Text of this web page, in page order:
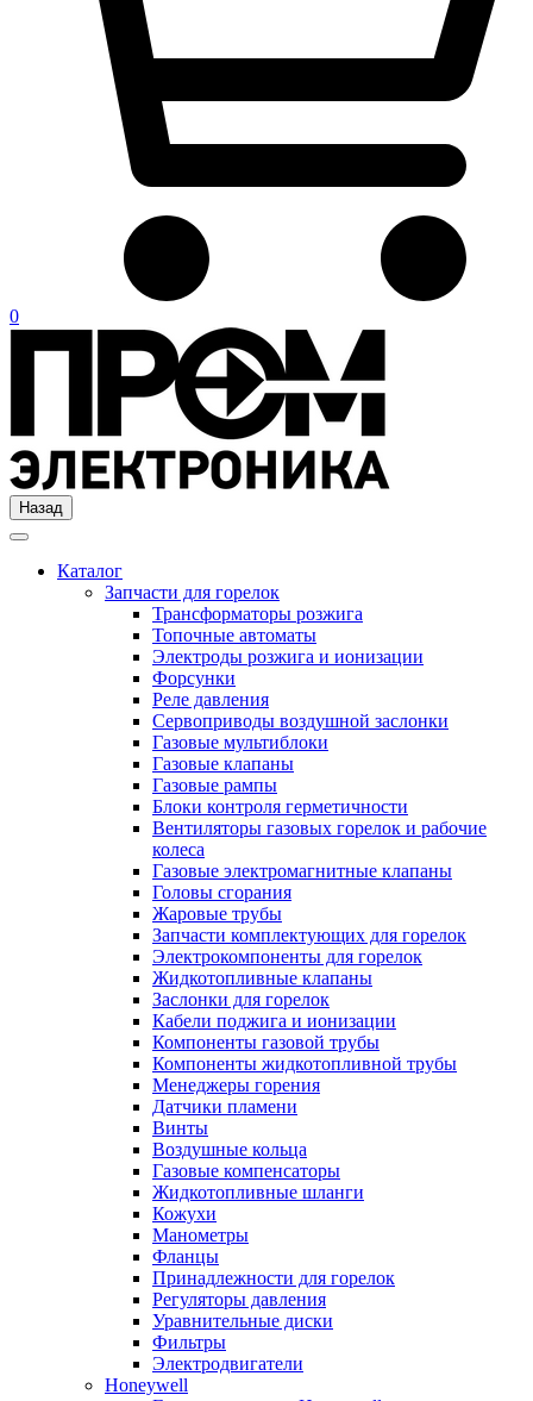
0
Назад
Каталог
Запчасти для горелок
Трансформаторы розжига
Топочные автоматы
Электроды розжига и ионизации
Форсунки
Реле давления
Сервоприводы воздушной заслонки
Газовые мультиблоки
Газовые клапаны
Газовые рампы
Блоки контроля герметичности
Вентиляторы газовых горелок и рабочие
колеса
Газовые электромагнитные клапаны
Головы сгорания
Жаровые трубы
Запчасти комплектующих для горелок
Электрокомпоненты для горелок
Жидкотопливные клапаны
Заслонки для горелок
Кабели поджига и ионизации
Компоненты газовой трубы
Компоненты жидкотопливной трубы
Менеджеры горения
Датчики пламени
Винты
Воздушные кольца
Газовые компенсаторы
Жидкотопливные шланги
Кожухи
Манометры
Фланцы
Принадлежности для горелок
Регуляторы давления
Уравнительные диски
Фильтры
Электродвигатели
Honeywell